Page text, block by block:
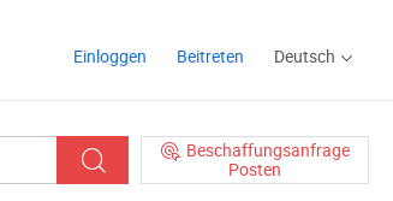
Einloggen Beitreten Deutsch
Beschaffungsanfrage
Posten